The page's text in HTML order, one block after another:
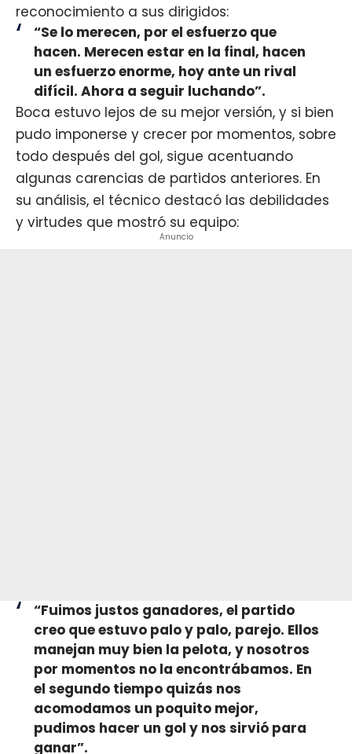
reconocimiento a sus dirigidos:
“Se lo merecen, por el esfuerzo que
hacen. Merecen estar en la final, hacen
un esfuerzo enorme, hoy ante un rival
difícil. Ahora a seguir luchando”.
Boca estuvo lejos de su mejor versión, y si bien
pudo imponerse y crecer por momentos, sobre
todo después del gol, sigue acentuando
algunas carencias de partidos anteriores. En
su análisis, el técnico destacó las debilidades
y virtudes que mostró su equipo:
Anuncio
“Fuimos justos ganadores, el partido
creo que estuvo palo y palo, parejo. Ellos
manejan muy bien la pelota, y nosotros
por momentos no la encontrábamos. En
el segundo tiempo quizás nos
acomodamos un poquito mejor,
pudimos hacer un gol y nos sirvió para
ganar”.